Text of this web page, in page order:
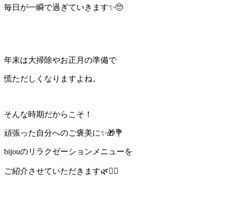
毎日が一瞬で過ぎていきます✨🥺
年末は大掃除やお正月の準備で
慌ただしくなりますよね。
そんな時期だからこそ！
頑張った自分へのご褒美に✨🎁💐
bijouのリラクゼーションメニューを
ご紹介させていただきます🌿💆‍♀️